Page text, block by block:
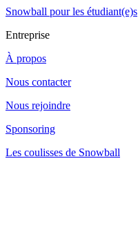
Snowball pour les étudiant(e)s
Entreprise
À propos
Nous contacter
Nous rejoindre
Sponsoring
Les coulisses de Snowball